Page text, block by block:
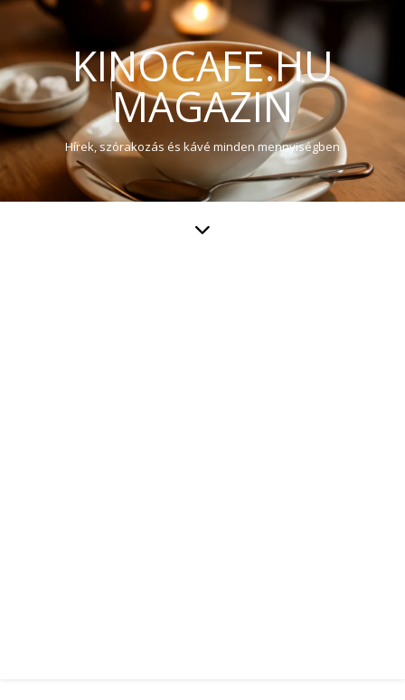
KINOCAFE.HU
MAGAZIN
Hírek, szórakozás és kávé minden mennyiségben